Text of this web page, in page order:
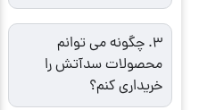
3. چگونه می توانم
محصولات سدآتش را
خریداری کنم؟